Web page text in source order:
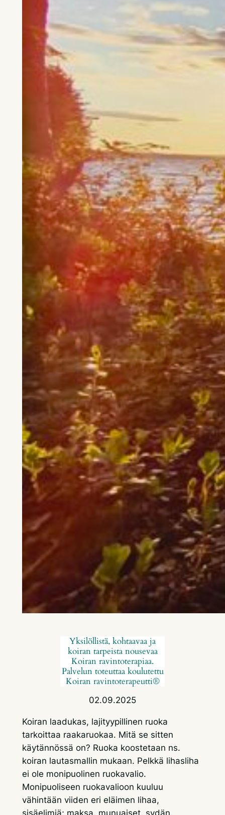
Yksilöllistä, kohtaavaa ja
koiran tarpeista nousevaa
Koiran ravintoterapiaa.
Palvelun toteuttaa koulutettu
Koiran ravintoterapeutti®
02.09.2025
Koiran laadukas, lajityypillinen ruoka
tarkoittaa raakaruokaa. Mitä se sitten
käytännössä on? Ruoka koostetaan ns.
koiran lautasmallin mukaan. Pelkkä lihasliha
ei ole monipuolinen ruokavalio.
Monipuoliseen ruokavalioon kuuluu
vähintään viiden eri eläimen lihaa,
sisäelimiä; maksa, munuaiset, sydän,